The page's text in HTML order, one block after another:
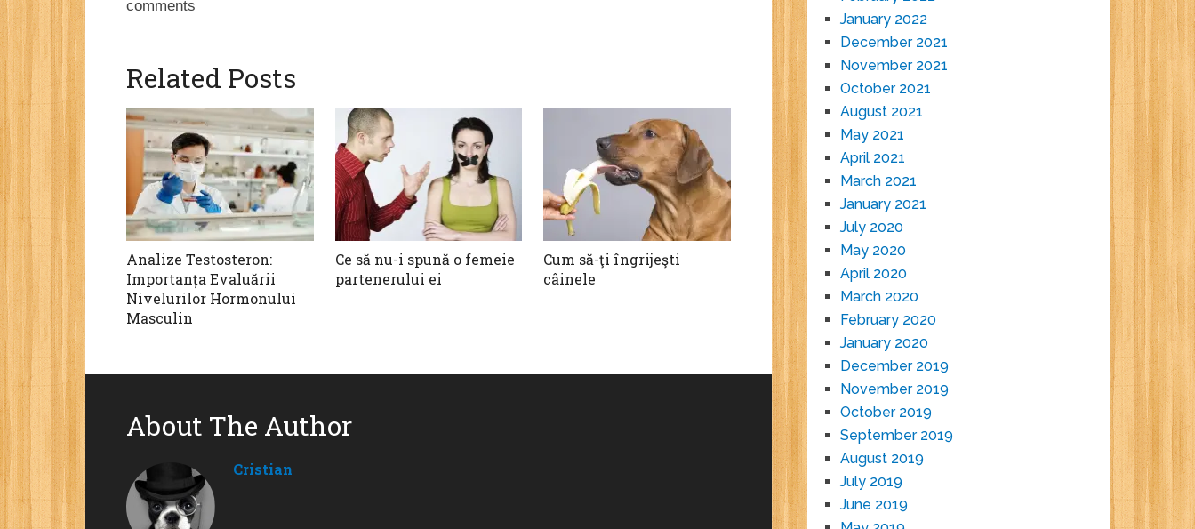
comments
Related Posts
Analize Testosteron:
Importanța Evaluării
Nivelurilor Hormonului
Masculin
Ce să nu-i spună o femeie
partenerului ei
Cum să-ţi îngrijeşti
câinele
About The Author
Cristian
January 2022
December 2021
November 2021
October 2021
August 2021
May 2021
April 2021
March 2021
January 2021
July 2020
May 2020
April 2020
March 2020
February 2020
January 2020
December 2019
November 2019
October 2019
September 2019
August 2019
July 2019
June 2019